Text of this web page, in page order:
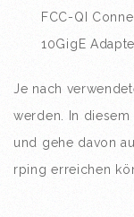
FCC-QI
10GigE
Je nach
werden. In
und gehe davon
rping erreichen